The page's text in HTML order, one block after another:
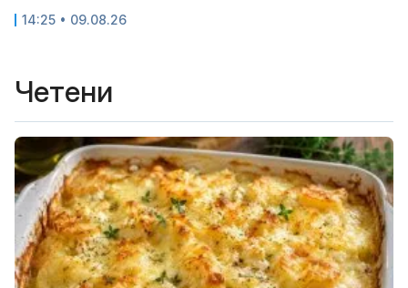
14:25 • 09.08.26
Четени